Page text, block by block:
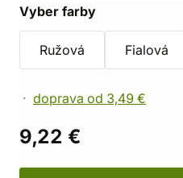
Vyber farby
Ružová Fialová
doprava od 3,49 €
9,22 €